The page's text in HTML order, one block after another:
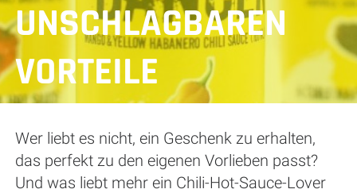
UNSCHLAGBAREN
VORTEILE
Wer liebt es nicht, ein Geschenk zu erhalten,
das perfekt zu den eigenen Vorlieben passt?
Und was liebt mehr ein Chili-Hot-Sauce-Lover